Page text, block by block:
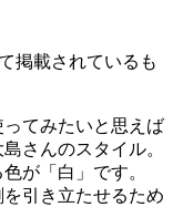
掲載されているも
てみたいと思えば
さんのスタイル。
が「白」です。
を引き立たせるため